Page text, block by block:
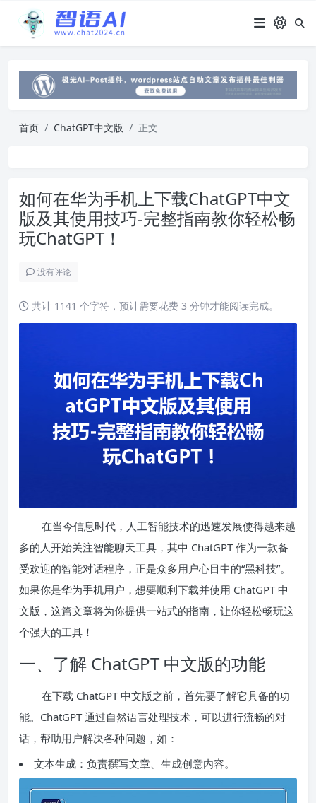
首页 ChatGPT中文版 正文
如何在华为手机上下载ChatGPT中文
版及其使用技巧-完整指南教你轻松畅
玩ChatGPT！
没有评论
共计 1141 个字符，预计需要花费 3 分钟才能阅读完成。
在当今信息时代，人工智能技术的迅速发展使得越来越
多的人开始关注智能聊天工具，其中 ChatGPT 作为一款备
受欢迎的智能对话程序，正是众多用户心目中的“黑科技”。
如果你是华为手机用户，想要顺利下载并使用 ChatGPT 中
文版，这篇文章将为你提供一站式的指南，让你轻松畅玩这
个强大的工具！
一、了解 ChatGPT 中文版的功能
在下载 ChatGPT 中文版之前，首先要了解它具备的功
能。ChatGPT 通过自然语言处理技术，可以进行流畅的对
话，帮助用户解决各种问题，如：
文本生成：负责撰写文章、生成创意内容。